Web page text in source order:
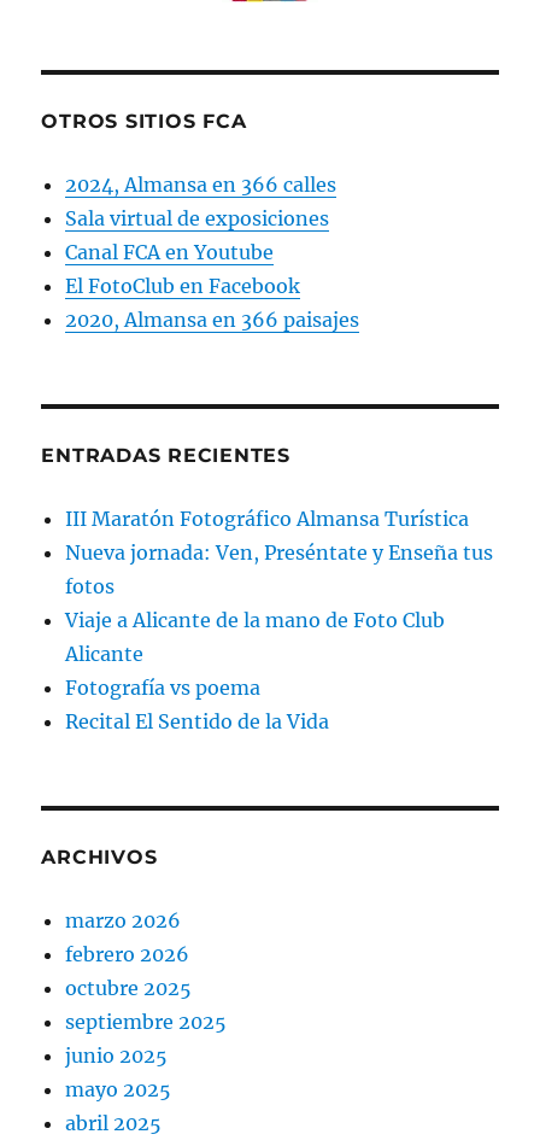
OTROS SITIOS FCA
2024, Almansa en 366 calles
Sala virtual de exposiciones
Canal FCA en Youtube
El FotoClub en Facebook
2020, Almansa en 366 paisajes
ENTRADAS RECIENTES
III Maratón Fotográfico Almansa Turística
Nueva jornada: Ven, Preséntate y Enseña tus
fotos
Viaje a Alicante de la mano de Foto Club
Alicante
Fotografía vs poema
Recital El Sentido de la Vida
ARCHIVOS
marzo 2026
febrero 2026
octubre 2025
septiembre 2025
junio 2025
mayo 2025
abril 2025